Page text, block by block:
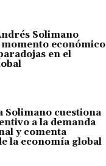
Solimano
económico
en el
Solimano cuestiona
a la demanda
y comenta
la economía global